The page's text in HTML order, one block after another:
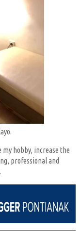
hobby, increase the
professional and